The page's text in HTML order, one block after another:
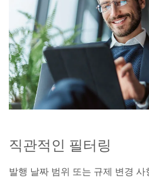
직관적인 필터링
발행 날짜 범위 또는 규제 변경